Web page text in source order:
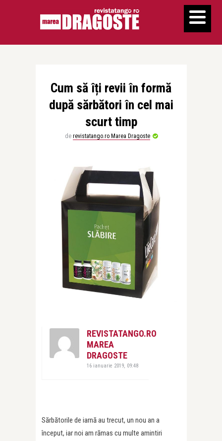
Cum să îți revii în formă
după sărbători în cel mai
scurt timp
de revistatango.ro Marea Dragoste
REVISTATANGO.RO
MAREA
DRAGOSTE
16 ianuarie 2019, 09:48
Sărbătorile de iarnă au trecut, un nou an a
început, iar noi am rămas cu multe amintiri